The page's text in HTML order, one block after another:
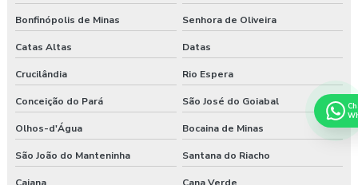
Bonfinópolis de Minas Senhora de Oliveira
Catas Altas Datas
Crucilândia Rio Espera
Conceição do Pará São José do Goiabal
Olhos-d'Água Bocaina de Minas
São João do Manteninha Santana do Riacho